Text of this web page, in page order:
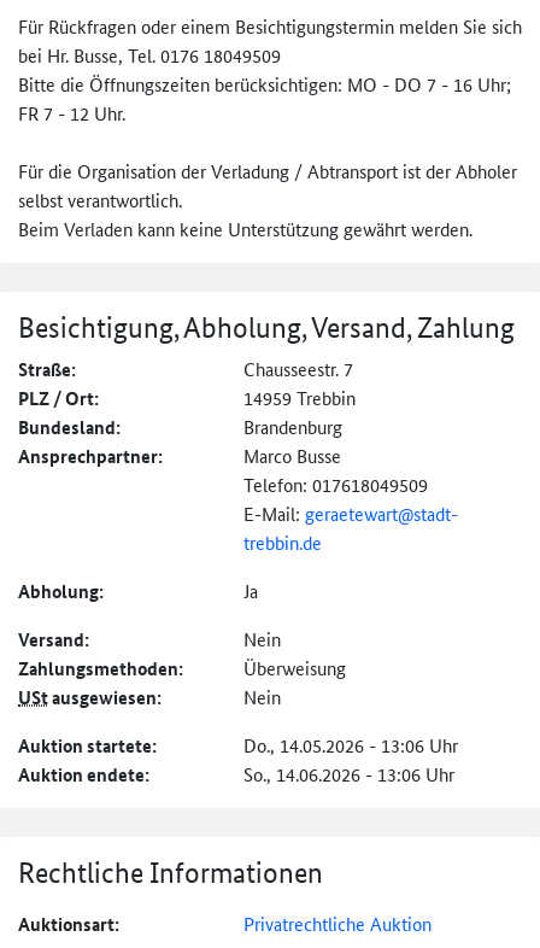
Für Rückfragen oder einem Besichtigungstermin melden Sie sich
bei Hr. Busse, Tel. 0176 18049509
Bitte die Öffnungszeiten berücksichtigen: MO - DO 7 - 16 Uhr;
FR 7 - 12 Uhr.
Für die Organisation der Verladung / Abtransport ist der Abholer
selbst verantwortlich.
Beim Verladen kann keine Unterstützung gewährt werden.
Besichtigung, Abholung, Versand, Zahlung
Straße: Chausseestr. 7
PLZ / Ort: 14959 Trebbin
Bundesland: Brandenburg
Ansprechpartner:
Marco Busse
Telefon: 017618049509
E-Mail: geraetewart@stadt-
trebbin.de
Abholung: Ja
Versand: Nein
Zahlungs­methoden: Überweisung
UStausgewiesen: Nein
Auktion startete: Do., 14.05.2026 - 13:06 Uhr
Auktion endete: So., 14.06.2026 - 13:06 Uhr
Rechtliche Informationen
Auktionsart: Privatrechtliche Auktion